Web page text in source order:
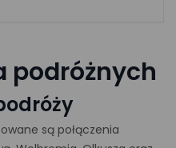
podróżnych
są połączenia